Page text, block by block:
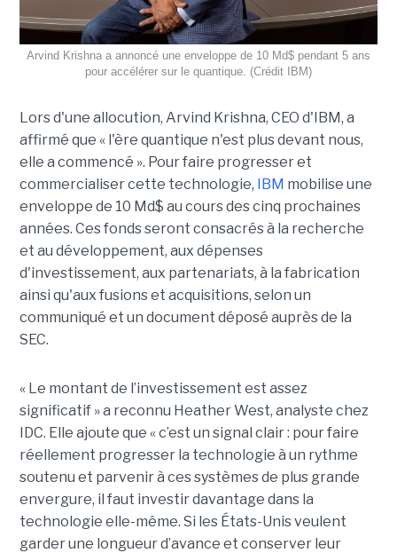
Arvind Krishna a annoncé une enveloppe de 10 Md$ pendant 5 ans
pour accélérer sur le quantique. (Crédit IBM)
Lors d'une allocution, Arvind Krishna, CEO d'IBM, a
affirmé que « l'ère quantique n'est plus devant nous,
elle a commencé ». Pour faire progresser et
commercialiser cette technologie, IBM mobilise une
enveloppe de 10 Md$ au cours des cinq prochaines
années. Ces fonds seront consacrés à la recherche
et au développement, aux dépenses
d'investissement, aux partenariats, à la fabrication
ainsi qu'aux fusions et acquisitions, selon un
communiqué et un document déposé auprès de la
SEC.
« Le montant de l’investissement est assez
significatif » a reconnu Heather West, analyste chez
IDC. Elle ajoute que « c’est un signal clair : pour faire
réellement progresser la technologie à un rythme
soutenu et parvenir à ces systèmes de plus grande
envergure, il faut investir davantage dans la
technologie elle-même. Si les États-Unis veulent
garder une longueur d’avance et conserver leur